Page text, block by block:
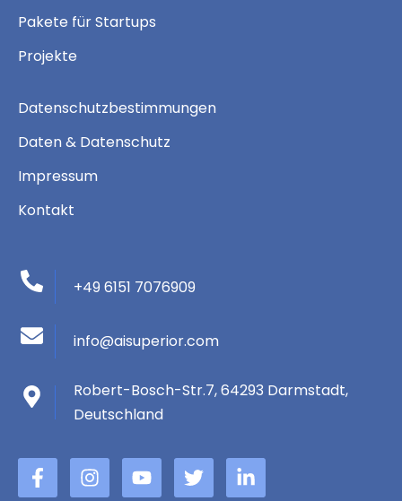
Pakete für Startups
Projekte
Datenschutzbestimmungen
Daten & Datenschutz
Impressum
Kontakt
+49 6151 7076909
info@aisuperior.com
Robert-Bosch-Str.7, 64293 Darmstadt,
Deutschland
F
a
B
I
Y
o
Þ
j
i